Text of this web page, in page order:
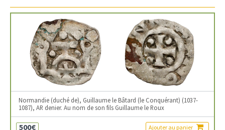
Normandie (duché de), Guillaume le Bâtard (le Conquérant) (1037-
1087), AR denier. Au nom de son fils Guillaume le Roux
500€ Ajouter au panier